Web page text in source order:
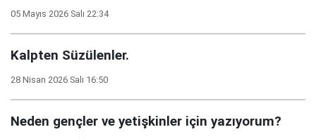
05 Mayıs 2026 Salı 22:34
Kalpten Süzülenler.
28 Nisan 2026 Salı 16:50
Neden gençler ve yetişkinler için yazıyorum?